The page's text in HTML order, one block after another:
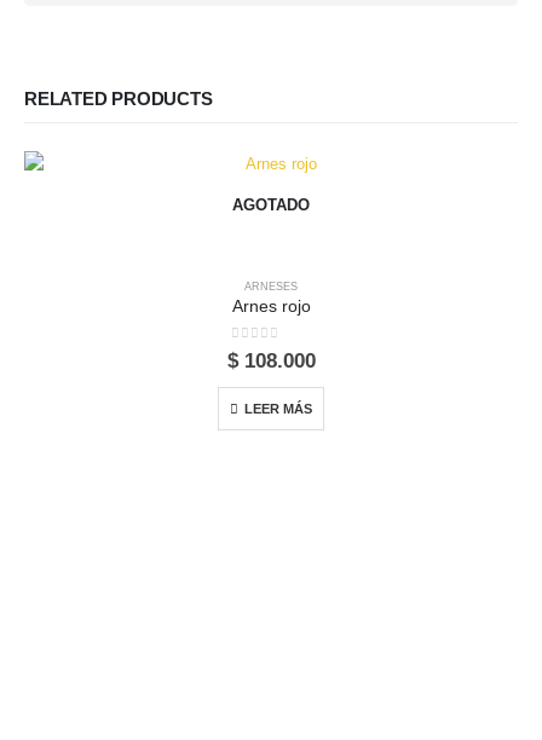
RELATED PRODUCTS
AGOTADO
ARNESES
Arnes rojo
0 out of 5
$108.000
LEER MÁS